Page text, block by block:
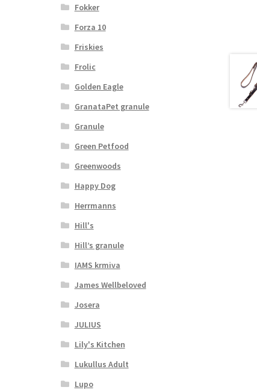
Fokker
Forza 10
Friskies
Frolic
Golden Eagle
GranataPet granule
Granule
Green Petfood
Greenwoods
Happy Dog
Herrmanns
Hill's
Hill’s granule
IAMS krmiva
James Wellbeloved
Josera
JULIUS
Lily's Kitchen
Lukullus Adult
Lupo